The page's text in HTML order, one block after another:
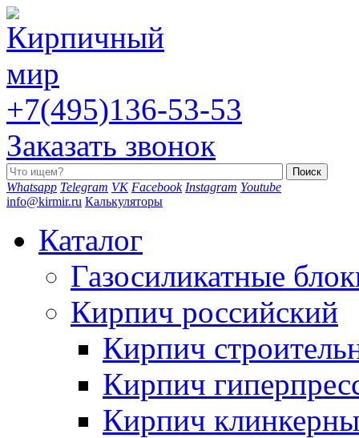
+7(495)136-53-53
Заказать звонок
Whatsapp Telegram VK Facebook Instagram Youtube
info@kirmir.ru Калькуляторы
Каталог
Газосиликатные
Кирпич российский
Кирпич
Кирпич
Кирпич